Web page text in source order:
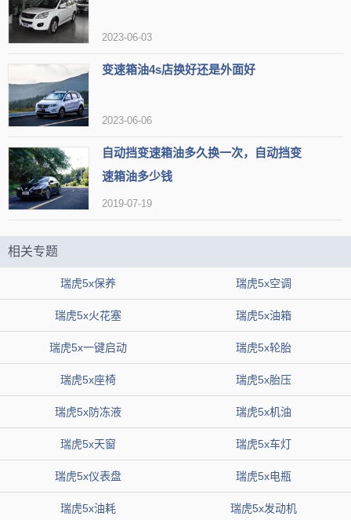
2023-06-03
变速箱油4s店换好还是外面好
2023-06-06
自动挡变速箱油多久换一次，自动挡变
速箱油多少钱
2019-07-19
相关专题
瑞虎5x保养 瑞虎5x空调
瑞虎5x火花塞 瑞虎5x油箱
瑞虎5x一键启动 瑞虎5x轮胎
瑞虎5x座椅 瑞虎5x胎压
瑞虎5x防冻液 瑞虎5x机油
瑞虎5x天窗 瑞虎5x车灯
瑞虎5x仪表盘 瑞虎5x电瓶
瑞虎5x油耗 瑞虎5x发动机